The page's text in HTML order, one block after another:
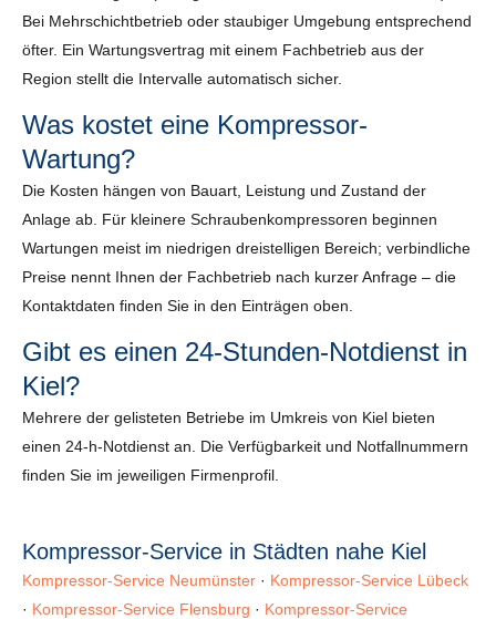
Bei Mehrschichtbetrieb oder staubiger Umgebung entsprechend
öfter. Ein Wartungsvertrag mit einem Fachbetrieb aus der
Region stellt die Intervalle automatisch sicher.
Was kostet eine Kompressor-
Wartung?
Die Kosten hängen von Bauart, Leistung und Zustand der
Anlage ab. Für kleinere Schraubenkompressoren beginnen
Wartungen meist im niedrigen dreistelligen Bereich; verbindliche
Preise nennt Ihnen der Fachbetrieb nach kurzer Anfrage – die
Kontaktdaten finden Sie in den Einträgen oben.
Gibt es einen 24-Stunden-Notdienst in
Kiel?
Mehrere der gelisteten Betriebe im Umkreis von Kiel bieten
einen 24-h-Notdienst an. Die Verfügbarkeit und Notfallnummern
finden Sie im jeweiligen Firmenprofil.
Kompressor-Service in Städten nahe Kiel
Kompressor-Service Neumünster · Kompressor-Service Lübeck
· Kompressor-Service Flensburg · Kompressor-Service